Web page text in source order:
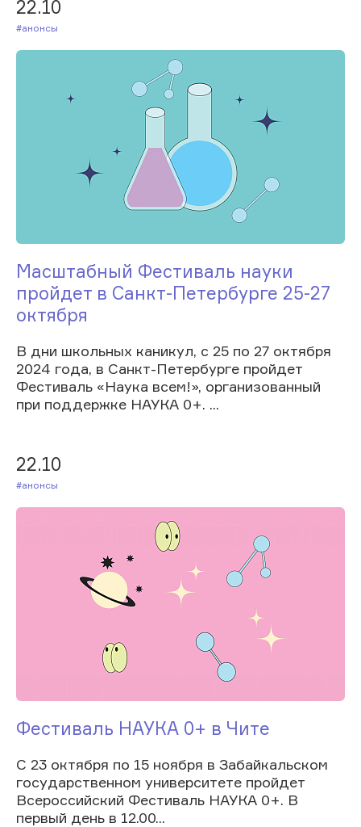
22.10
#Анонсы
Масштабный Фестиваль науки
пройдет в Санкт-Петербурге 25-27
октября
В дни школьных каникул, с 25 по 27 октября
2024 года, в Санкт-Петербурге пройдет
Фестиваль «Наука всем!», организованный
при поддержке НАУКА 0+. ...
22.10
#Анонсы
Фестиваль НАУКА 0+ в Чите
С 23 октября по 15 ноября в Забайкальском
государственном университете пройдет
Всероссийский Фестиваль НАУКА 0+. В
первый день в 12.00...